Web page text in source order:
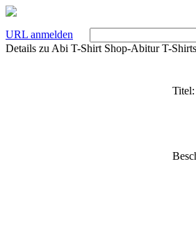
URL anmelden
Details zu Abi T-Shirt Shop-Abitur T-
Titel: